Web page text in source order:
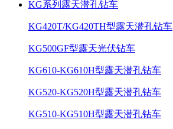
KG系列露天潜孔钻车
KG420T/KG420TH型露天潜孔钻车
KG500GF型露天光伏钻车
KG610-KG610H型露天潜孔钻车
KG520-KG520H型露天潜孔钻车
KG510-KG510H型露天潜孔钻车